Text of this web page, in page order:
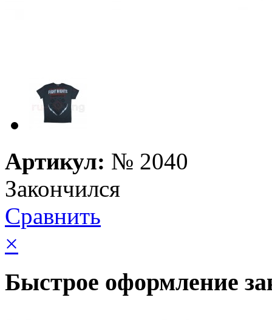
Артикул: № 2040
Закончился
Сравнить
×
Быстрое оформление